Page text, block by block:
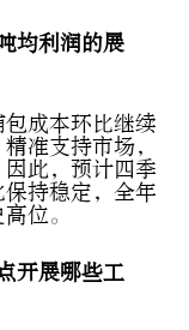
均利润的展
成本环比继续
准支持市场，
此，预计四季
持稳定，全年
位。
开展哪些工